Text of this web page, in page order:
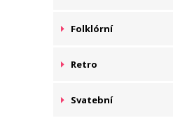
Folklórní
Retro
Svatební